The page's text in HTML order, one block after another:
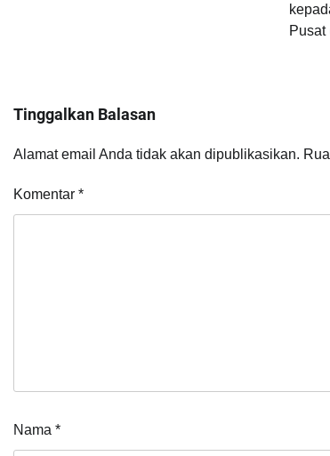
Tinggalkan Balasan
Alamat email Anda tidak akan dipublikasikan.
Komentar *
Nama *